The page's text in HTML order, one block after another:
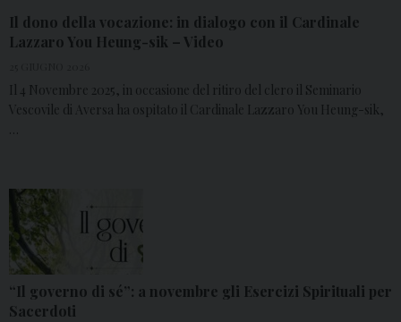
Il dono della vocazione: in dialogo con il Cardinale
Lazzaro You Heung-sik – Video
Il 4 Novembre 2025, in occasione del ritiro del clero il Seminario
Vescovile di Aversa ha ospitato il Cardinale Lazzaro You Heung-sik,
“Il governo di sé”: a novembre gli Esercizi Spirituali per
Sacerdoti